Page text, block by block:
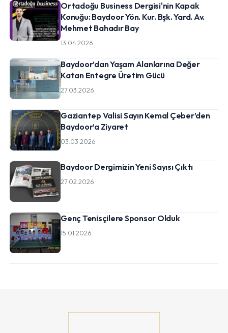
Ortadoğu Business Dergisi'nin Kapak
Konuğu: Baydoor Yön. Kur. Bşk. Yard. Av.
Mehmet Bahadır Bay
13.04.2026
Baydoor’dan Yaşam Alanlarına Değer
Katan Entegre Üretim Gücü
27.03.2026
Gaziantep Valisi Sayın Kemal Çeber’den
Baydoor’a Ziyaret
03.03.2026
Baydoor Dergimizin Yeni Sayısı Çıktı
27.02.2026
Genç Tenisçilere Sponsor Olduk
15.01.2026